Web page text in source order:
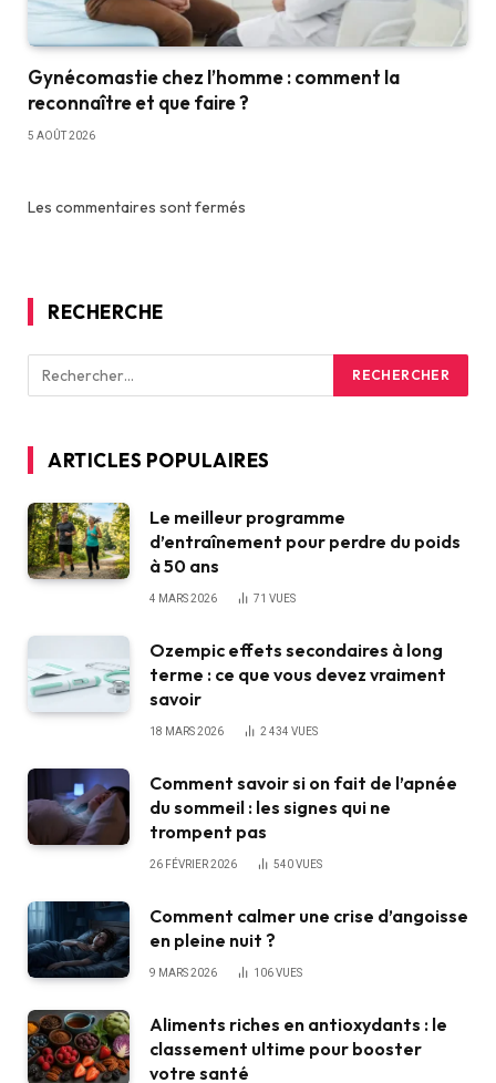
Gynécomastie chez l’homme : comment la
reconnaître et que faire ?
5 AOÛT 2026
Les commentaires sont fermés
RECHERCHE
ARTICLES POPULAIRES
Le meilleur programme
d’entraînement pour perdre du poids
à 50 ans
4 MARS 2026 71 VUES
Ozempic effets secondaires à long
terme : ce que vous devez vraiment
savoir
18 MARS 2026 2 434 VUES
Comment savoir si on fait de l’apnée
du sommeil : les signes qui ne
trompent pas
26 FÉVRIER 2026 540VUES
Comment calmer une crise d’angoisse
en pleine nuit ?
9 MARS 2026 106VUES
Aliments riches en antioxydants : le
classement ultime pour booster
votre santé